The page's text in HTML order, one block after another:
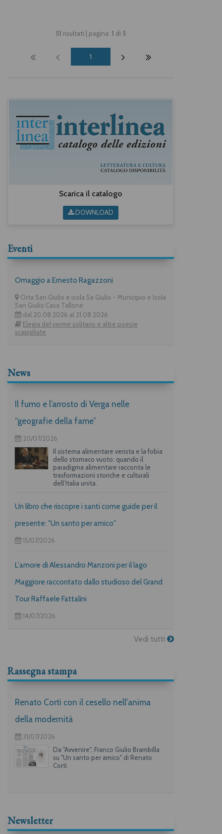
51 risultati | pagina: 1 di 5
1
Scarica il catalogo
DOWNLOAD
Eventi
Omaggio a Ernesto Ragazzoni
Orta San Giulio e isola Sa Giulio - Municipio e Isola
San Giulio Casa Tallone
dal 20.08.2026 al 21.08.2026
Elegia del verme solitario e altre poesie
scapigliate
News
Il fumo e l’arrosto di Verga nelle
“geografie della fame”
20/07/2026
Il sistema alimentare verista e la fobia
dello stomaco vuoto: quando il
paradigma alimentare racconta le
trasformazioni storiche e culturali
dell’Italia unita.
Un libro che riscopre i santi come guide per il
presente: "Un santo per amico"
15/07/2026
L'amore di Alessandro Manzoni per il lago
Maggiore raccontato dallo studioso del Grand
Tour Raffaele Fattalini
14/07/2026
Vedi tutti
Rassegna stampa
Renato Corti con il cesello nell'anima
della modernità
31/07/2026
Da "Avvenire", Franco Giulio Brambilla
su "Un santo per amico" di Renato
Corti
Newsletter